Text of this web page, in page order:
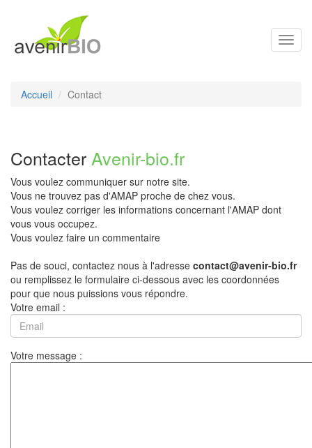
Accueil Contact
Contacter Avenir-bio.fr
Vous voulez communiquer sur notre site.
Vous ne trouvez pas d'AMAP proche de chez vous.
Vous voulez corriger les informations concernant l'AMAP dont
vous vous occupez.
Vous voulez faire un commentaire
Pas de souci, contactez nous à l'adresse contact@avenir-bio.fr
ou remplissez le formulaire ci-dessous avec les coordonnées
pour que nous puissions vous répondre.
Votre email :
Votre message :